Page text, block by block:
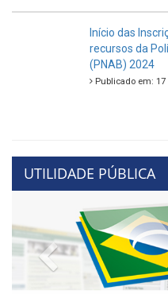
Início das
recursos da
(PNAB) 2024
Publicado em: 17
UTILIDADE PÚBLICA
Previous